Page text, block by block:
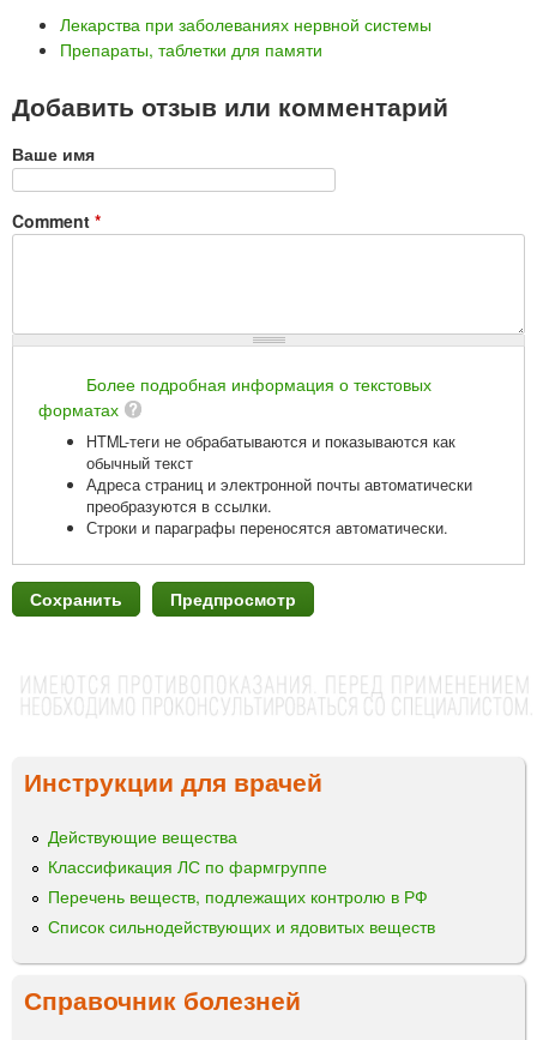
Лекарства при заболеваниях нервной системы
Препараты, таблетки для памяти
Добавить отзыв или комментарий
Ваше имя
Comment *
Более подробная информация о текстовых
форматах
HTML-теги не обрабатываются и показываются как
обычный текст
Адреса страниц и электронной почты автоматически
преобразуются в ссылки.
Строки и параграфы переносятся автоматически.
Инструкции для врачей
Действующие вещества
Классификация ЛС по фармгруппе
Перечень веществ, подлежащих контролю в РФ
Список сильнодействующих и ядовитых веществ
Справочник болезней